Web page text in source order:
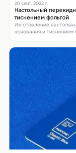
20 сент. 2022 г.
Настольный
тиснением фольгой
Изготовление
основания и тиснением